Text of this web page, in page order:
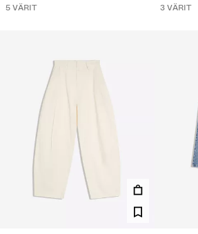
5 VÄRIT
3 VÄRIT